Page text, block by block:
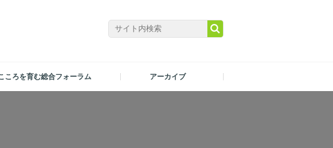
ころを育む総合フォーラム アーカイブ